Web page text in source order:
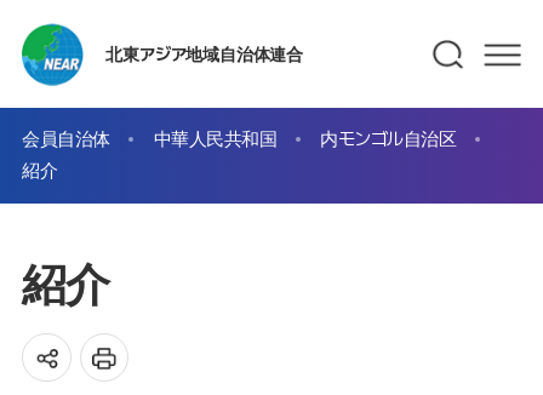
北東アジア地域自治体連合
会員自治体 中華人民共和国
内モンゴル自治区
紹介
紹介